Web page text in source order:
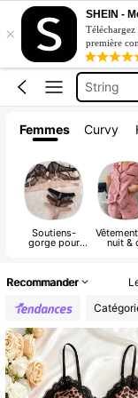
×
SHEIN -
première
Pyjama
Lingerie
Soutien
String
Pyjama
Femmes Curvy
Soutiens-
gorge pour
femmes
nuit &
Recommander